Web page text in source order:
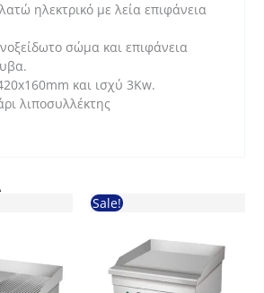
ηλεκτρικό με λεία επιφάνεια
σώμα και επιφάνεια
και ισχύ 3Kw.
λιποσυλλέκτης
Sale!